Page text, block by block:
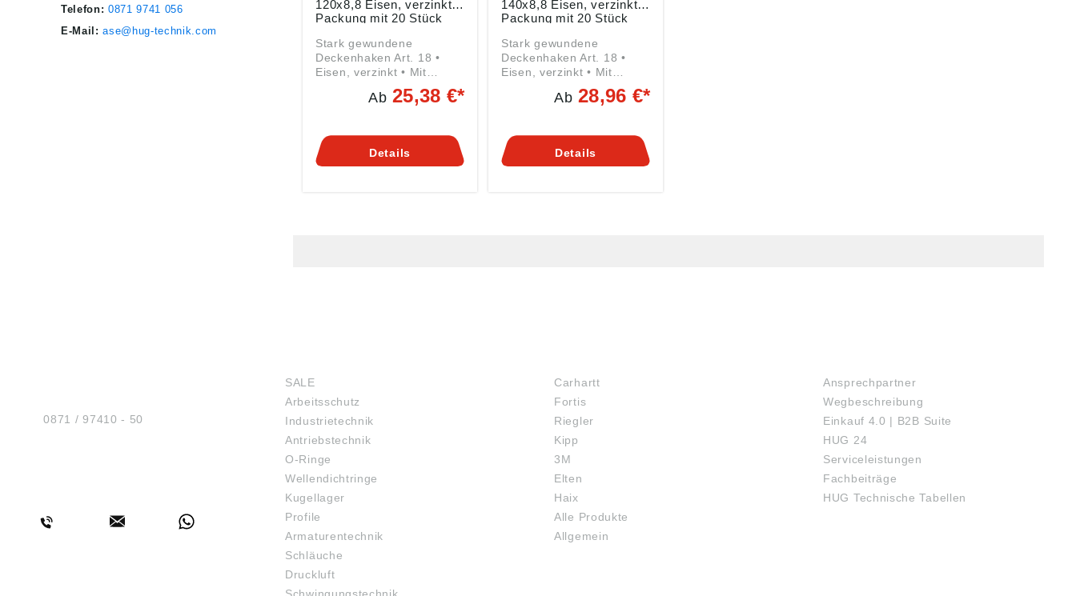
Telefon: 0871 9741 056
E-Mail: ase@hug-technik.com
120x8,8 Eisen, verzinkt,
Packung mit 20 Stück
Stark gewundene
Deckenhaken Art. 18 •
Eisen, verzinkt • Mit
Holzschraubengewinde
Ab25,38 €*
Details
140x8,8 Eisen, verzinkt,
Packung mit 20 Stück
Stark gewundene
Deckenhaken Art. 18 •
Eisen, verzinkt • Mit
Holzschraubengewinde
Ab28,96 €*
Details
Tel.:0871 / 97410 - 50
SALE
Arbeitsschutz
Industrietechnik
Antriebstechnik
O-Ringe
Wellendichtringe
Kugellager
Profile
Armaturentechnik
Schläuche
Druckluft
Carhartt
Fortis
Riegler
Kipp
3M
Elten
Haix
Alle Produkte
Allgemein
Ansprechpartner
Wegbeschreibung
Einkauf 4.0 | B2B Suite
HUG 24
Serviceleistungen
Fachbeiträge
HUG Technische Tabellen